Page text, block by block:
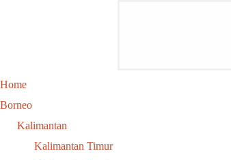
Home
Borneo
Kalimantan
Kalimantan Timur